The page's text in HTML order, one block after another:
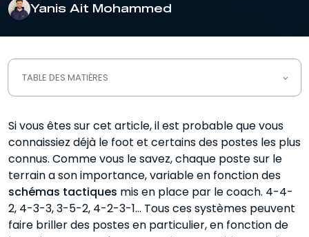
Yanis Ait Mohammed
TABLE DES MATIÈRES
Le numéro 1 Le poste de gardien de
Les numéros 2-3 Les postes de
latéraux
Les numéros 4-5 Les postes de
Si vous êtes sur cet article, il est probable que vous
connaissiez déjà le foot et certains des postes les plus
connus. Comme vous le savez, chaque poste sur le
terrain a son importance, variable en fonction des
schémas tactiques mis en place par le coach. 4-4-
2, 4-3-3, 3-5-2, 4-2-3-1… Tous ces systèmes peuvent
faire briller des postes en particulier, en fonction de